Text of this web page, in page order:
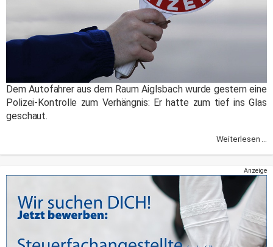
Dem Autofahrer aus dem Raum Aiglsbach wurde gestern eine
Polizei-Kontrolle zum Verhängnis: Er hatte zum tief ins Glas
geschaut.
Weiterlesen ...
Anzeige